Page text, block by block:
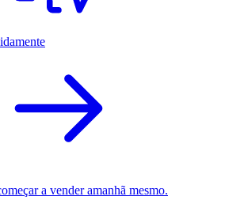
a vender amanhã mesmo.